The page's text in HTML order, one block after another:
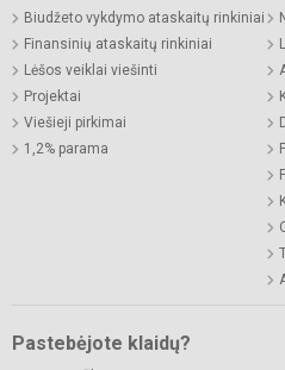
Biudžeto vykdymo ataskaitų rinkiniai
Finansinių ataskaitų rinkiniai
Lėšos veiklai viešinti
Projektai
Viešieji pirkimai
1,2% parama
Pastebėjote klaidų?